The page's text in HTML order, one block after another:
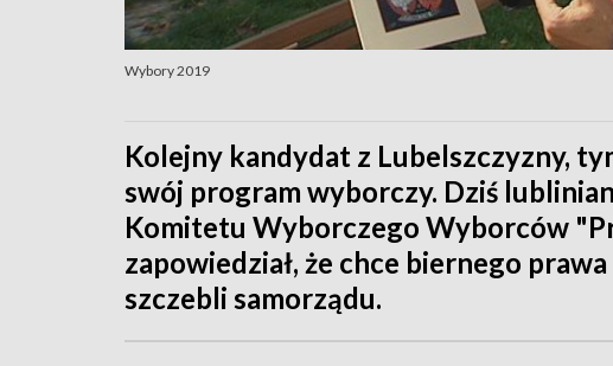
Wybory 2019
Kolejny kandydat z Lubelszczyzny,
swój program wyborczy. Dziś
Komitetu Wyborczego Wyborców
zapowiedział, że chce biernego
szczebli samorządu.